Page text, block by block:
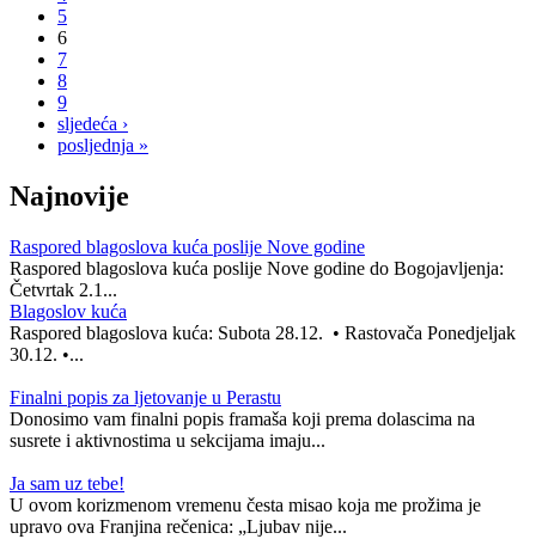
5
6
7
8
9
sljedeća ›
posljednja »
Najnovije
Raspored blagoslova kuća poslije Nove godine
Raspored blagoslova kuća poslije Nove godine do Bogojavljenja:
Četvrtak 2.1...
Blagoslov kuća
Raspored blagoslova kuća: Subota 28.12. • Rastovača Ponedjeljak
30.12. •...
Finalni popis za ljetovanje u Perastu
Donosimo vam finalni popis framaša koji prema dolascima na
susrete i aktivnostima u sekcijama imaju...
Ja sam uz tebe!
U ovom korizmenom vremenu česta misao koja me prožima je
upravo ova Franjina rečenica: „Ljubav nije...